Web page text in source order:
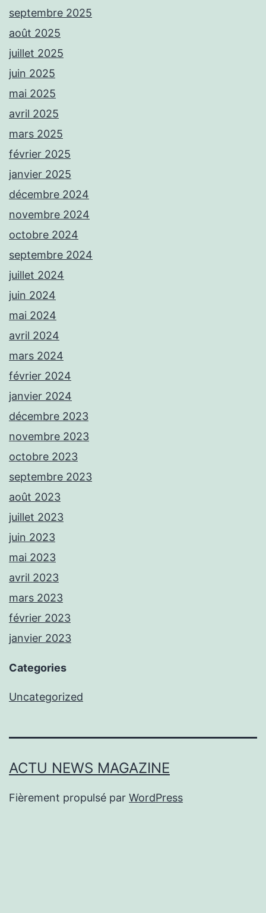
septembre 2025
août 2025
juillet 2025
juin 2025
mai 2025
avril 2025
mars 2025
février 2025
janvier 2025
décembre 2024
novembre 2024
octobre 2024
septembre 2024
juillet 2024
juin 2024
mai 2024
avril 2024
mars 2024
février 2024
janvier 2024
décembre 2023
novembre 2023
octobre 2023
septembre 2023
août 2023
juillet 2023
juin 2023
mai 2023
avril 2023
mars 2023
février 2023
janvier 2023
Categories
Uncategorized
ACTU NEWS MAGAZINE
Fièrement propulsé par WordPress